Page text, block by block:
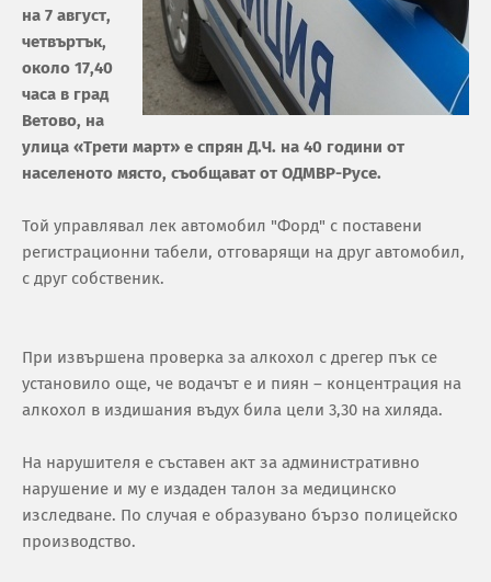
на 7 август,
четвъртък,
около 17,40
часа в град
Ветово, на
улица «Трети март» е спрян Д.Ч. на 40 години от
населеното място, съобщават от ОДМВР-Русе.
Той управлявал лек автомобил "Форд" с поставени
регистрационни табели, отговарящи на друг автомобил,
с друг собственик.
При извършена проверка за алкохол с дрегер пък се
установило още, че водачът е и пиян – концентрация на
алкохол в издишания въдух била цели 3,30 на хиляда.
На нарушителя е съставен акт за административно
нарушение и му е издаден талон за медицинско
изследване. По случая е образувано бързо полицейско
производство.